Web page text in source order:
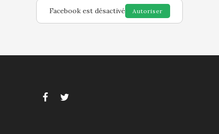
Facebook est désactivé Autoriser